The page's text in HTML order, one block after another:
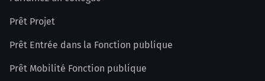
Prêt Projet
Prêt Entrée dans la Fonction publique
Prêt Mobilité Fonction publique